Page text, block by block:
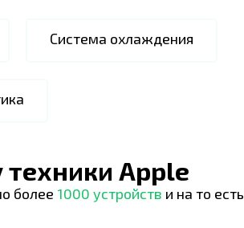
Система охлаждения
техники Apple
более 1000 устройств и на то есть